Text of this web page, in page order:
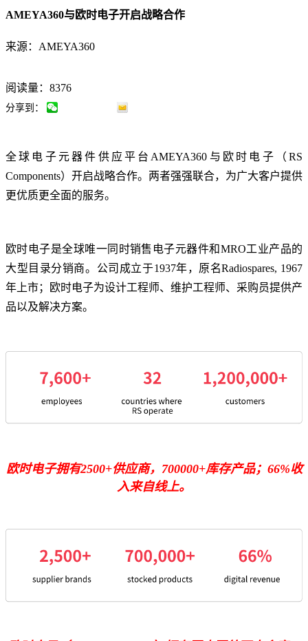
AMEYA360与欧时电子开启战略合作
来源：AMEYA360
阅读量：8376
分享到：
全球电子元器件供应平台AMEYA360与欧时电子（RS
Components）开启战略合作。两者强强联合，为广大客户提供
更优质更全面的服务。
欧时电子是全球唯一同时销售电子元器件和MRO工业产品的
大型目录分销商。公司成立于1937年，原名Radiospares, 1967
年上市；欧时电子为设计工程师、维护工程师、采购员提供产
品以及解决方案。
欧时电子拥有2500+供应商，700000+库存产品；66%收
入来自线上。